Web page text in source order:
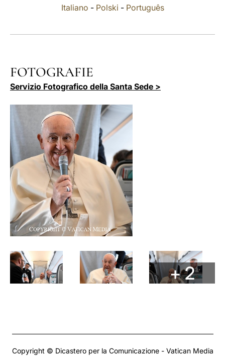
Italiano - Polski - Português
FOTOGRAFIE
Servizio Fotografico della Santa Sede >
+ 2
Copyright © Dicastero per la Comunicazione - Vatican Media